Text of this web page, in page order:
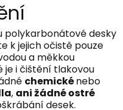
polykarbonátové desky
k jejich očistě pouze
a měkkou
je i čištění tlakovou
chemickénebo
, ani žádné ostré
desek.
Odeslat